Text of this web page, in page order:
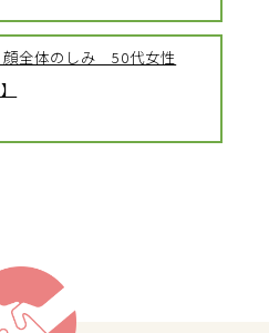
顔全体のしみ 50代女性